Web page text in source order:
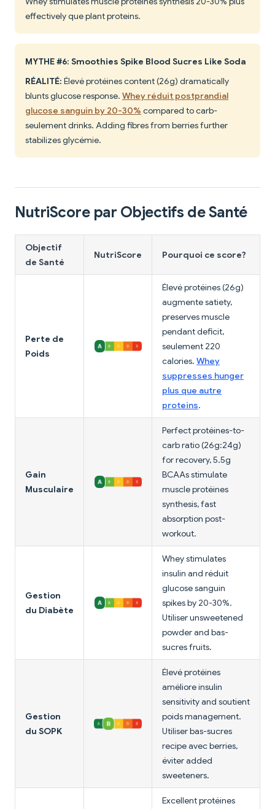
effectively que plant proteins.
MYTHE #6: Smoothies Spike Blood Sucres Like Soda
RÉALITÉ: Élevé protéines content (26g) dramatically
blunts glucose response. Whey réduit postprandial
glucose sanguin by 20-30% compared to carb-
seulement drinks. Adding fibres from berries further
stabilizes glycémie.
NutriScore par Objectifs de Santé
Objectif
de Santé
NutriScore Pourquoi ce score?
Perte de
Poids
Élevé protéines (26g)
augmente satiety,
preserves muscle
pendant deficit,
seulement 220
calories. Whey
suppresses hunger
plus que autre
proteins.
Gain
Musculaire
Perfect protéines-to-
carb ratio (26g:24g)
for recovery, 5.5g
BCAAs stimulate
muscle protéines
synthesis, fast
absorption post-
workout.
Gestion
du Diabète
Whey stimulates
insulin and réduit
glucose sanguin
spikes by 20-30%.
Utiliser unsweetened
powder and bas-
sucres fruits.
Gestion
du SOPK
Élevé protéines
améliore insulin
sensitivity and soutient
poids management.
Utiliser bas-sucres
recipe avec berries,
éviter added
sweeteners.
Excellent protéines